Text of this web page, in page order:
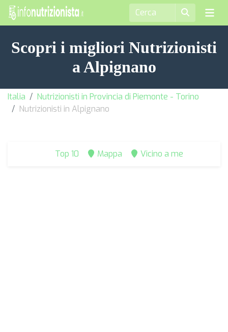
Scopri i migliori Nutrizionisti
a Alpignano
Italia
Nutrizionisti in Provincia di Piemonte - Torino
Nutrizionisti in Alpignano
Top 10 Mappa Vicino a me